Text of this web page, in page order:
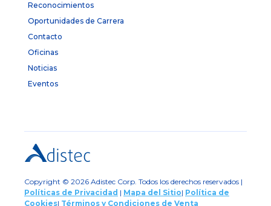
Reconocimientos
Oportunidades de Carrera
Contacto
Oficinas
Noticias
Eventos
Copyright © 2026 Adistec Corp. Todos los derechos reservados |
Políticas de Privacidad | Mapa del Sitio| Política de
Cookies| Términos y Condiciones de Venta